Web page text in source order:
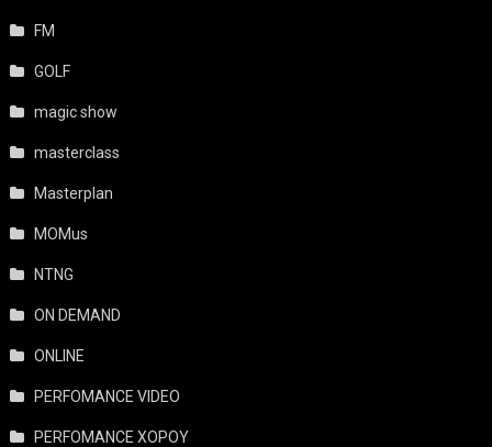
FM
GOLF
magic show
masterclass
Masterplan
MOMus
NTNG
ON DEMAND
ONLINE
PERFOMANCE VIDEO
PERFOMANCE ΧΟΡΟΥ